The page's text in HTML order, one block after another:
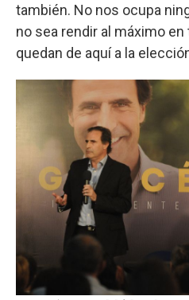
también. No nos ocupa
no sea rendir al máximo
quedan de aquí a la